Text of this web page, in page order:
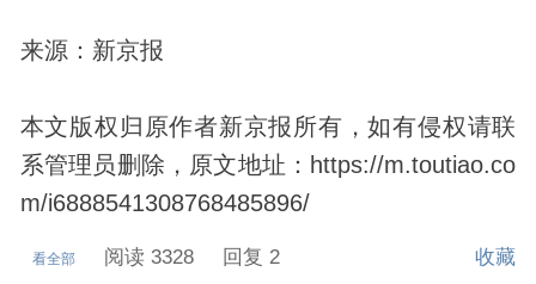
来源：新京报
本文版权归原作者新京报所有，如有侵权请联
系管理员删除，原文地址：https://m.toutiao.co
m/i6888541308768485896/
看全部 阅读 3328 回复 2 收藏